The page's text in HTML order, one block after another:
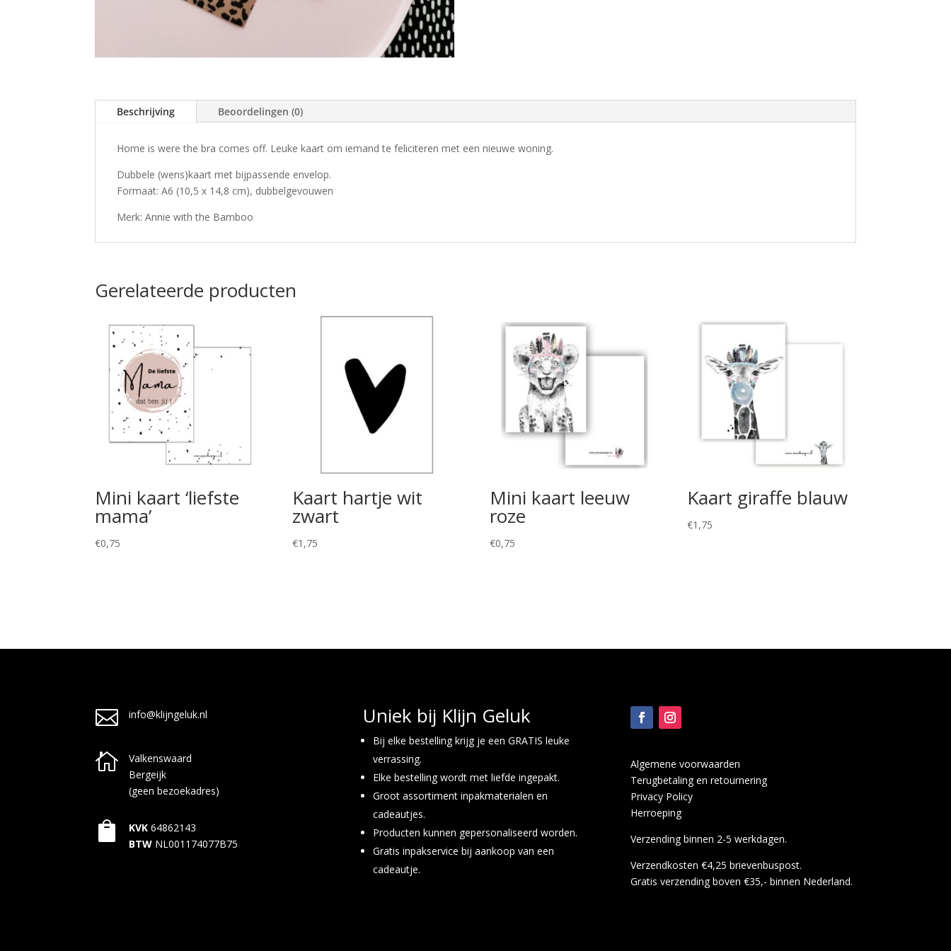
Beschrijving Beoordelingen (0)
Home is were the bra comes off. Leuke kaart om iemand te feliciteren met een nieuwe woning.
Dubbele (wens)kaart met bijpassende envelop.
Formaat: A6 (10,5 x 14,8 cm), dubbelgevouwen
Merk: Annie with the Bamboo
Gerelateerde producten
Mini kaart ‘liefste
mama’
€0,75
Kaart hartje wit
zwart
€1,75
Mini kaart leeuw
roze
€0,75
Kaart giraffe blauw
€1,75
 info@klijngeluk.nl

Valkenswaard
Bergeijk
(geen bezoekadres)
 KVK 64862143
BTW NL001174077B75
Uniek bij Klijn Geluk
Bij elke bestelling krijg je een GRATIS leuke
verrassing.
Elke bestelling wordt met liefde ingepakt.
Groot assortiment inpakmaterialen en
cadeautjes.
Producten kunnen gepersonaliseerd worden.
Gratis inpakservice bij aankoop van een
cadeautje.
Algemene voorwaarden
Terugbetaling en retournering
Privacy Policy
Herroeping
Verzending binnen 2-5 werkdagen.
Verzendkosten €4,25 brievenbuspost.
Gratis verzending boven €35,- binnen Nederland.